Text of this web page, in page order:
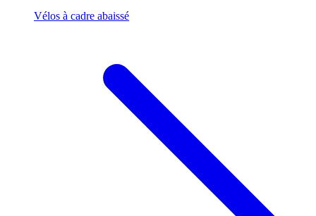
Vélos à cadre abaissé